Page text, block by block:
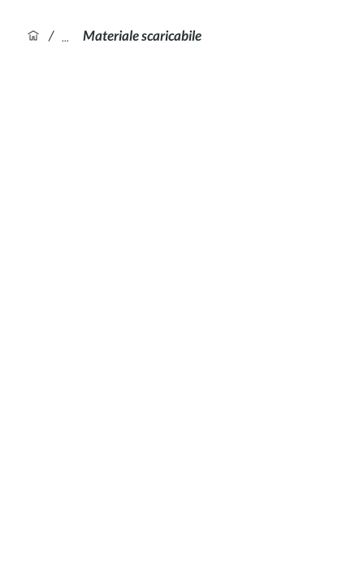
/ Materiale scaricabile